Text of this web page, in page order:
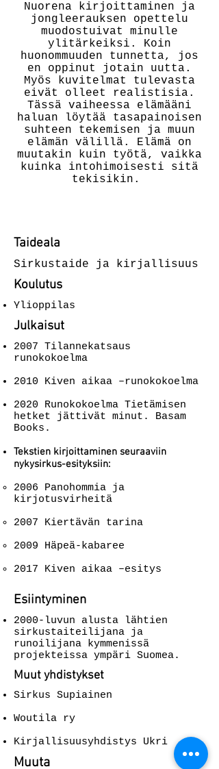
Nuorena kirjoittaminen ja
jongleerauksen opettelu
muodostuivat minulle
ylitärkeiksi. Koin
huonommuuden tunnetta, jos
en oppinut jotain uutta.
Myös kuvitelmat tulevasta
eivät olleet realistisia.
Tässä vaiheessa elämääni
haluan löytää tasapainoisen
suhteen tekemisen ja muun
elämän välillä. Elämä on
muutakin kuin työtä, vaikka
kuinka intohimoisesti sitä
tekisikin.
Taideala
Sirkustaide ja kirjallisuus
Koulutus
Ylioppilas
Julkaisut
2007 Tilannekatsaus
runokokoelma
2010 Kiven aikaa –runokokoelma
2020 Runokokoelma Tietämisen
hetket jättivät minut. Basam
Books.
Tekstien kirjoittaminen seuraaviin
nykysirkus-esityksiin:
2006 Panohommia ja
kirjotusvirheitä
2007 Kiertävän tarina
2009 Häpeä-kabaree
2017 Kiven aikaa –esitys
Esiintyminen
2000-luvun alusta lähtien
sirkustaiteilijana ja
runoilijana kymmenissä
projekteissa ympäri Suomea.
Muut yhdistykset
Sirkus Supiainen
Woutila ry
Kirjallisuusyhdistys Ukri
Muuta